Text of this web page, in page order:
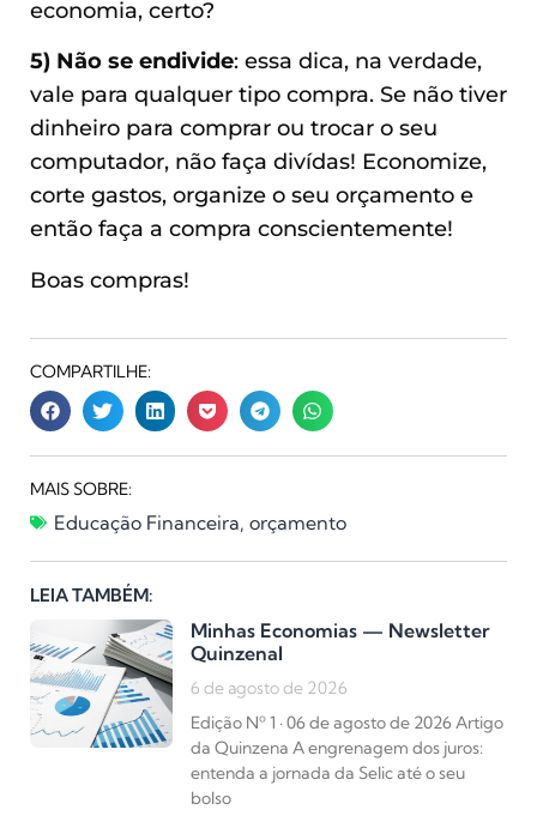
economia, certo?
5) Não se endivide: essa dica, na verdade,
vale para qualquer tipo compra. Se não tiver
dinheiro para comprar ou trocar o seu
computador, não faça divídas! Economize,
corte gastos, organize o seu orçamento e
então faça a compra conscientemente!
Boas compras!
COMPARTILHE:
MAIS SOBRE:
Educação Financeira, orçamento
LEIA TAMBÉM:
Minhas Economias — Newsletter
Quinzenal
6 de agosto de 2026
Edição Nº 1 · 06 de agosto de 2026 Artigo
da Quinzena A engrenagem dos juros:
entenda a jornada da Selic até o seu
bolso